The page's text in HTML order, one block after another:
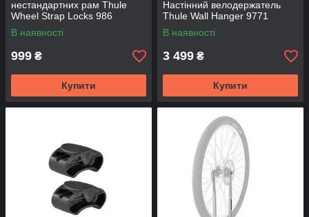
нестандартних рам Thule
Wheel Strap Locks 986
В наявності
999 ₴
Купити
Настінний велодержатель
Thule Wall Hanger 9771
В наявності
3 499 ₴
Купити